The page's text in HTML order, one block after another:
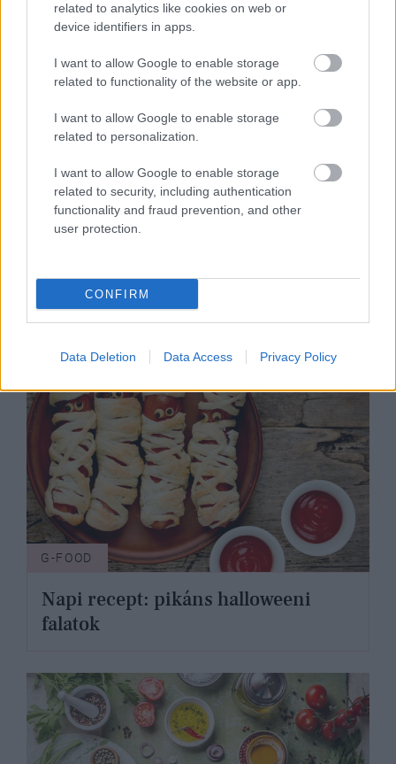
related to analytics like cookies on web or
device identifiers in apps.
I want to allow Google to enable storage
related to functionality of the website or app.
I want to allow Google to enable storage
related to personalization.
I want to allow Google to enable storage
related to security, including authentication
functionality and fraud prevention, and other
user protection.
CONFIRM
Data Deletion Data Access Privacy Policy
G-FOOD
Napi recept: Halloweeni szellemes
G-FOOD
Napi recept: pikáns halloweeni
falatok